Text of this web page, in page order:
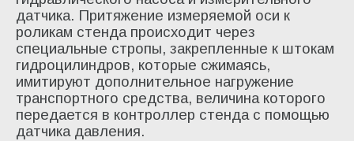
датчика. Притяжение измеряемой оси к
роликам стенда происходит через
специальные стропы, закрепленные к штокам
гидроцилиндров, которые сжимаясь,
имитируют дополнительное нагружение
транспортного средства, величина которого
передается в контроллер стенда с помощью
датчика давления.